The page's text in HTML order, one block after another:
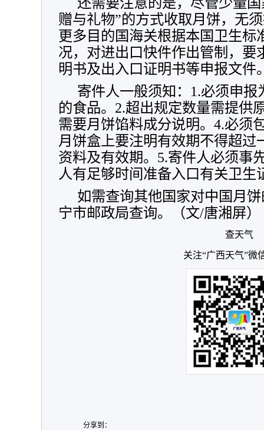
赠与礼物”的方式收取月饼，无
更多目的国海关根据本国卫生标
况，对进出口快件作出管制，要
明书及出入口证明书等申报文件
寄件人一般须知：1.必须申
的食品。2.超出规定数量需提供
需要月饼馅料成分说明。4.必须
月饼盒上要注明有效期不得超过
资料及有效期。5.寄件人必须事
人有足够时间准备入口有关卫生
如需查询其他国家对中国月
宁市邮政局查询。（文/唐湘屏）
查天气
关注“广西天气”微
分享到：